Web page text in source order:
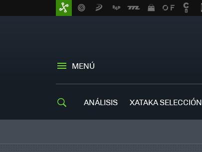
MENÚ
ANÁLISIS XATAKA SELECCIÓN